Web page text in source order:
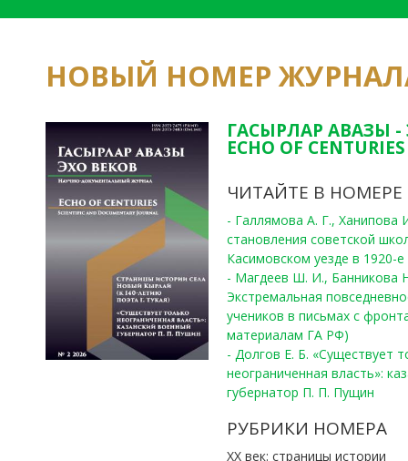
НОВЫЙ НОМЕР
ГАСЫРЛАР АВАЗЫ -
ECHO OF
ЧИТАЙТЕ В НОМЕРЕ
- Галлямова А. Г.,
становления советской
Касимовском уезде в 1920-е
- Магдеев Ш. И., Банникова
Экстремальная
учеников в письмах с
материалам ГА РФ)
- Долгов Е. Б. «Существует
неограниченная власть»:
губернатор П. П. Пущин
РУБРИКИ НОМЕРА
ХХ век: страницы истории